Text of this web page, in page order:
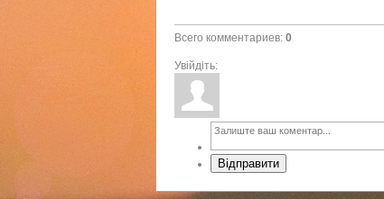
Всего комментариев: 0
Увійдіть:
Відправити